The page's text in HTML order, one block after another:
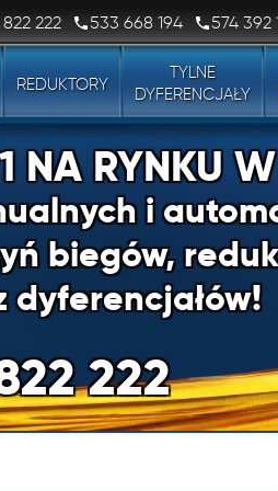
222 533 668 194 574 392
REDUKTORY
TYLNE
DYFERENCJAŁY
222
NA RYNKU
i
biegów,
dyferencjałów!
NA RYNKU